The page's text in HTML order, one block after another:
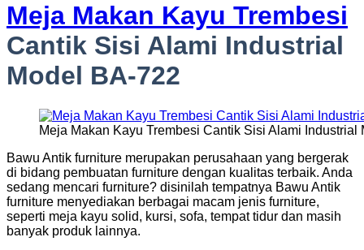
Meja Makan Kayu Trembesi
Cantik Sisi Alami Industrial
Model BA-722
Meja Makan Kayu Trembesi Cantik Sisi Alami Industrial
Bawu Antik furniture merupakan perusahaan yang bergerak
di bidang pembuatan furniture dengan kualitas terbaik. Anda
sedang mencari furniture? disinilah tempatnya Bawu Antik
furniture menyediakan berbagai macam jenis furniture,
seperti meja kayu solid, kursi, sofa, tempat tidur dan masih
banyak produk lainnya.